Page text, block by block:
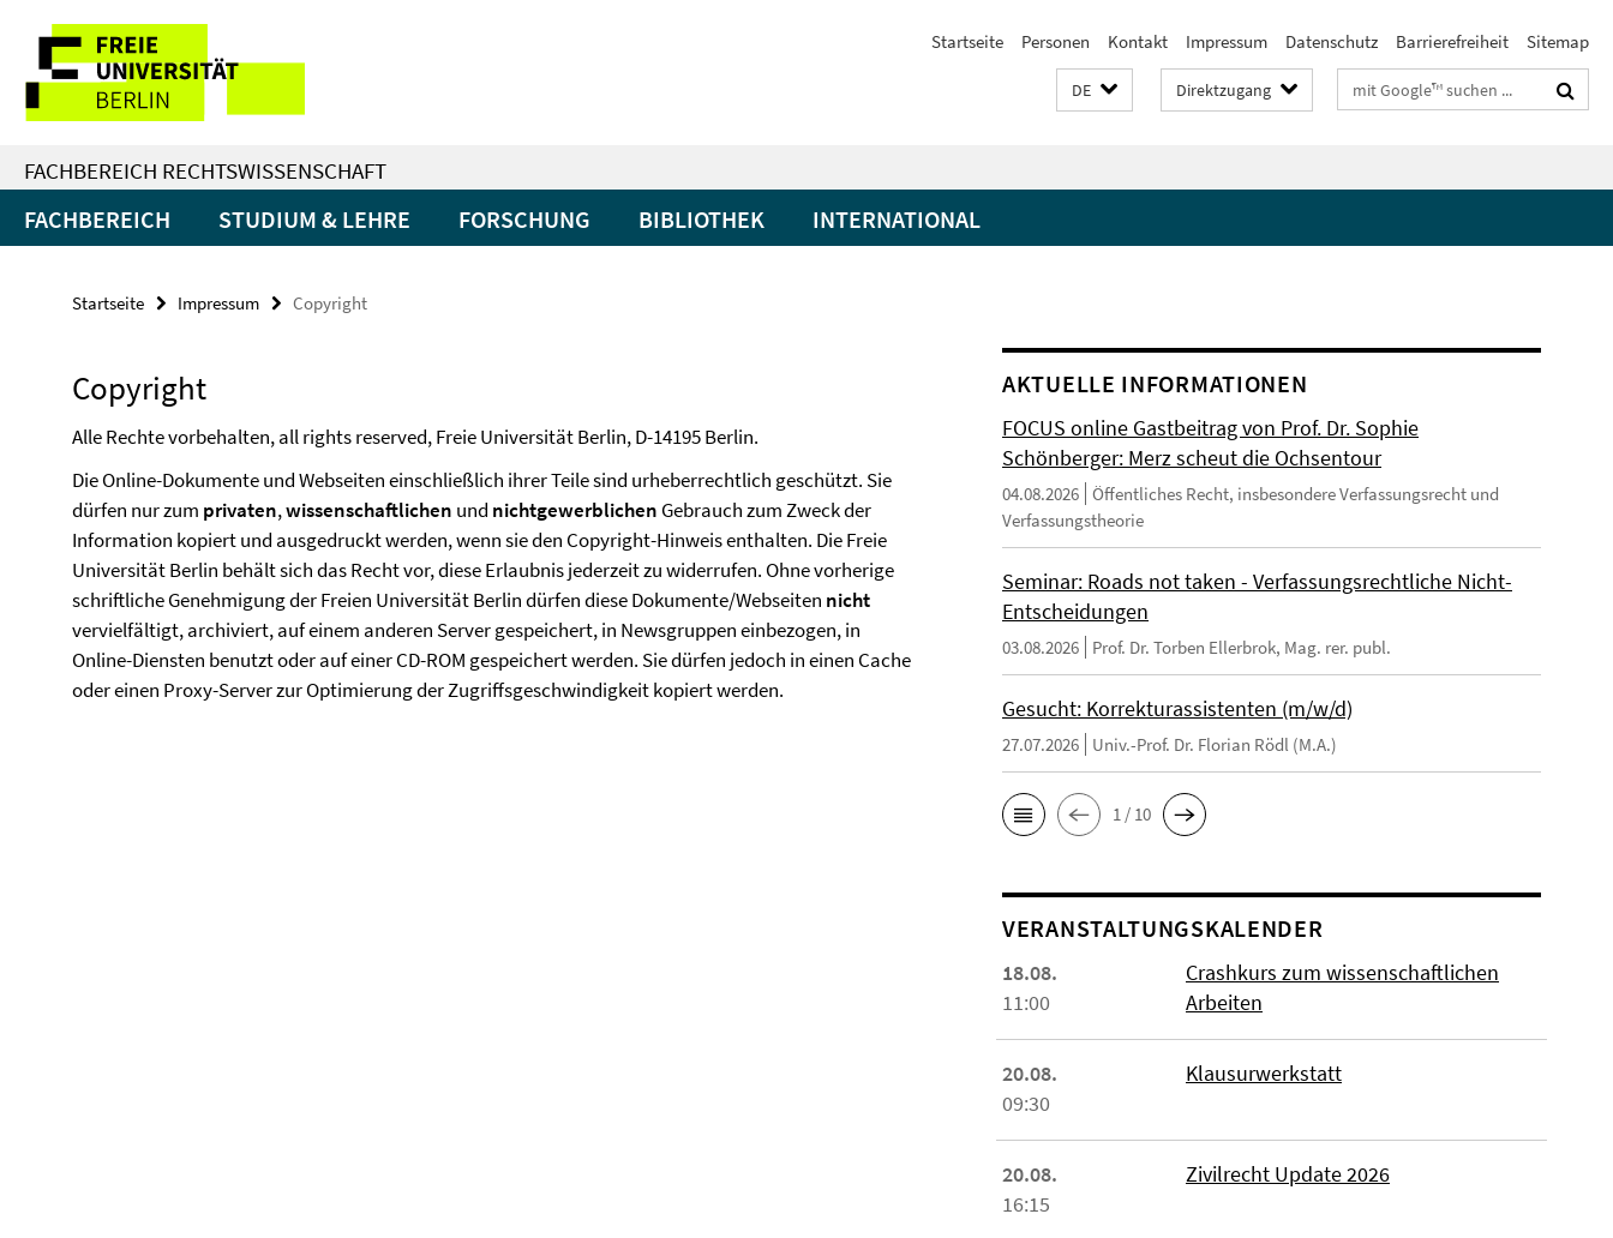
direkt
Inhalt
Service-
Navigation
Startseite Personen Kontakt Impressum Datenschutz Barrierefreiheit Sitemap
DE Direktzugang Suchbegriffe
FACHBEREICH RECHTSWISSENSCHAFT
FACHBEREICH STUDIUM & LEHRE FORSCHUNG BIBLIOTHEK INTERNATIONAL
Startseite Impressum Copyright
Copyright
Alle Rechte vorbehalten, all rights reserved, Freie Universität Berlin, D-14195 Berlin.
Die Online-Dokumente und Webseiten einschließlich ihrer Teile sind urheberrechtlich geschützt. Sie
dürfen nur zum privaten,wissenschaftlichen und nichtgewerblichen Gebrauch zum Zweck der
Information kopiert und ausgedruckt werden, wenn sie den Copyright-Hinweis enthalten. Die Freie
Universität Berlin behält sich das Recht vor, diese Erlaubnis jederzeit zu widerrufen. Ohne vorherige
schriftliche Genehmigung der Freien Universität Berlin dürfen diese Dokumente/Webseiten nicht
vervielfältigt, archiviert, auf einem anderen Server gespeichert, in Newsgruppen einbezogen, in
Online-Diensten benutzt oder auf einer CD-ROM gespeichert werden. Sie dürfen jedoch in einen Cache
oder einen Proxy-Server zur Optimierung der Zugriffsgeschwindigkeit kopiert werden.
AKTUELLE INFORMATIONEN
FOCUS online Gastbeitrag von Prof. Dr. Sophie
Schönberger: Merz scheut die Ochsentour
04.08.2026 Öffentliches Recht, insbesondere Verfassungsrecht und
Verfassungstheorie
Seminar: Roads not taken - Verfassungsrechtliche Nicht-
Entscheidungen
03.08.2026 Prof. Dr. Torben Ellerbrok, Mag. rer. publ.
Gesucht: Korrekturassistenten (m/w/d)
27.07.2026 Univ.-Prof. Dr. Florian Rödl (M.A.)
1 / 10
VERANSTALTUNGSKALENDER
18.08.
11:00
Crashkurs zum wissenschaftlichen
Arbeiten
20.08.
09:30
Klausurwerkstatt
20.08.
16:15
Zivilrecht Update 2026